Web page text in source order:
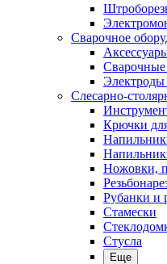
Сварочное
Электроды
Слесарно-
Крючки
Ножовки,
Рубанки и
Стамески
Стусла
Еще